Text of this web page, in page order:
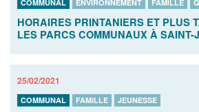
COMMUNAL ENVIRONNEMENT FAMILLE
HORAIRES PRINTANIERS ET PLUS
LES PARCS COMMUNAUX À SAINT-
25/02/2021
COMMUNAL FAMILLE JEUNESSE